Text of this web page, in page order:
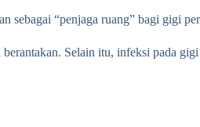
sebagai “penjaga ruang” bagi gigi
Selain itu, infeksi pada